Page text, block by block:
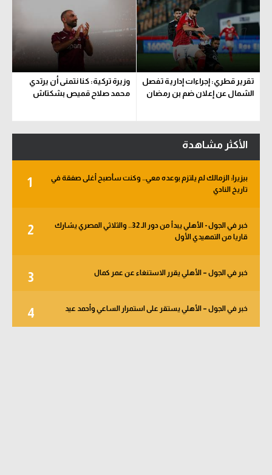
تقرير قطري: إجراءات إدارية تفصل
الشمال عن إعلان ضم بن رمضان
وزيرة تركية: كنا نتمنى أن يرتدي
محمد صلاح قميص بشكتاش
الأكثر مشاهدة
1
بيزيرا: الزمالك لم يلتزم بوعده معي.. وكنت سأصبح أغلى صفقة في
تاريخ النادي
2
خبر في الجول - الأهلي يبدأ من دور الـ 32.. والثلاثي المصري يشارك
قاريا من التمهيدي الأول
3 خبر في الجول – الأهلي يقرر الاستنغاء عن عمر كمال
4 خبر في الجول – الأهلي يستقر على استمرار الساعي وأحمد عيد